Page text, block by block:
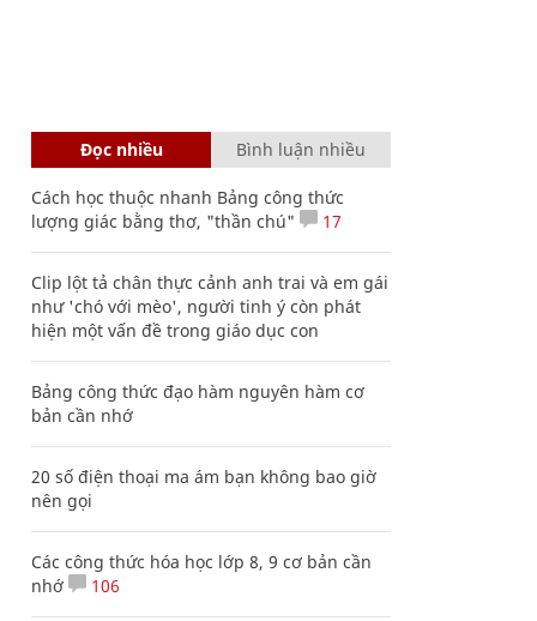
Đọc nhiều Bình luận nhiều
Cách học thuộc nhanh Bảng công thức
lượng giác bằng thơ, "thần chú"
17
Clip lột tả chân thực cảnh anh trai và em gái
như 'chó với mèo', người tinh ý còn phát
hiện một vấn đề trong giáo dục con
Bảng công thức đạo hàm nguyên hàm cơ
bản cần nhớ
20 số điện thoại ma ám bạn không bao giờ
nên gọi
Các công thức hóa học lớp 8, 9 cơ bản cần
nhớ
106